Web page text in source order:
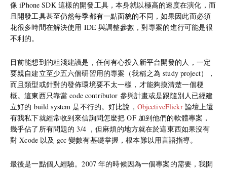
像 iPhone SDK 這樣的開發工具，本身就以極高的速度在演化，而
且開發工具甚至仍然每季都有一點面貌的不同，如果因此而必須
花很多時間在解決使用 IDE 與調整參數，對專案的進行可能是很
不利的。
目前能想到的粗淺建議是，任何有心投入新平台開發的人，一定
要親自建立至少五六個研習用的專案（我稱之為 study project），
而且類型或針對的發佈環境要不太一樣，才能夠摸清楚一個梗
概。這東西只靠當 code contributor 參與計畫或是跟隨別人已經建
立好的 build system 是不行的。好比說， ObjectiveFlickr論壇上還
有我私下就經常收到來信詢問怎麼把 OF 加到他們的軟體專案，
幾乎佔了所有問題的 3/4 ，但麻煩的地方就在於這東西如果沒有
對 Xcode 以及 gcc 變數有基礎掌握，根本難以用言語指導。
最後是一點個人經驗。2007 年的時候因為一個專案的需要，我開